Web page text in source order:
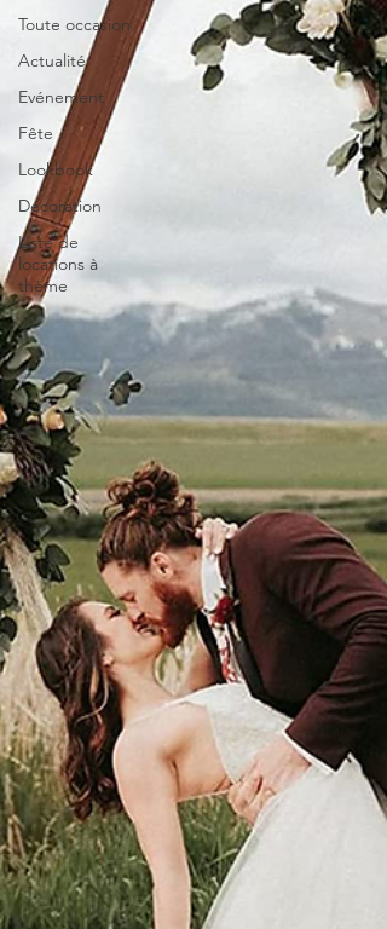
Toute occasion
Actualité
Evénement
Fête
Lookbook
Décoration
Liste de
locations à
thème